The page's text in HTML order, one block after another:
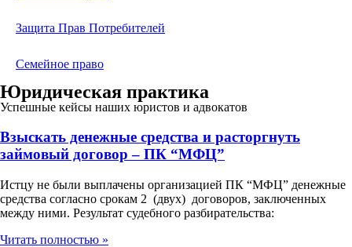
Защита Прав Потребителей
Семейное право
Юридическая практика
Успешные кейсы наших юристов и адвокатов
Взыскать денежные средства и расторгнуть
займовый договор – ПК “МФЦ”
Истцу не были выплачены организацией ПК “МФЦ” денежные
средства согласно срокам 2 (двух) договоров, заключенных
между ними. Результат судебного разбирательства:
Читать полностью »